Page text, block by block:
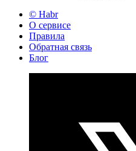
© Habr
О сервисе
Правила
Обратная связь
Блог